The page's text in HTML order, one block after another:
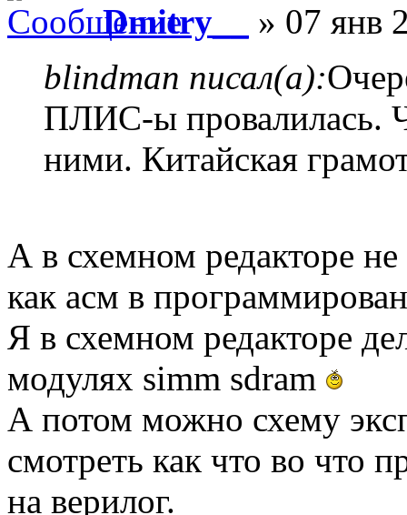
Dmitry__
» 07 янв
blindman писал(а):
ПЛИС-ы провалилась.
ними. Китайская
А в схемном редакторе
как асм в
Я в схемном редакторе
модулях simm sdram
А потом можно схему
смотреть как что во что
на верилог.